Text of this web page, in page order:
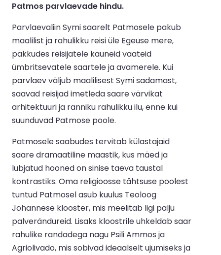
Patmos parvlaevade hindu.
Parvlaevaliin Symi saarelt Patmosele pakub
maalilist ja rahulikku reisi üle Egeuse mere,
pakkudes reisijatele kauneid vaateid
ümbritsevatele saartele ja avamerele. Kui
parvlaev väljub maalilisest Symi sadamast,
saavad reisijad imetleda saare värvikat
arhitektuuri ja ranniku rahulikku ilu, enne kui
suunduvad Patmose poole.
Patmosele saabudes tervitab külastajaid
saare dramaatiline maastik, kus mäed ja
lubjatud hooned on sinise taeva taustal
kontrastiks. Oma religioosse tähtsuse poolest
tuntud Patmosel asub kuulus Teoloog
Johannese klooster, mis meelitab ligi palju
palverändureid. Lisaks kloostrile uhkeldab saar
rahulike randadega nagu Psili Ammos ja
Agriolivado, mis sobivad ideaalselt ujumiseks ja